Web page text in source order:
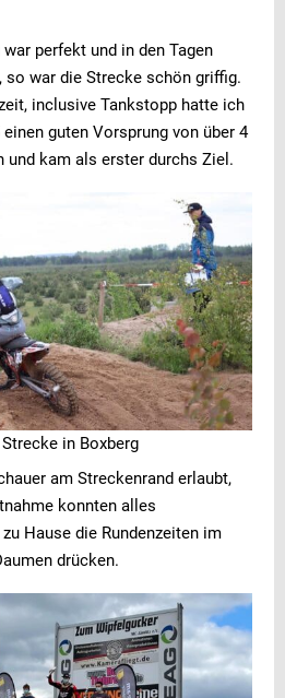
perfekt und in den Tagen
so war die Strecke schön griffig.
inclusive Tankstopp hatte ich
guten Vorsprung von über 4
und kam als erster durchs Ziel.
in Boxberg
am Streckenrand erlaubt,
konnten alles
Hause die Rundenzeiten im
drücken.